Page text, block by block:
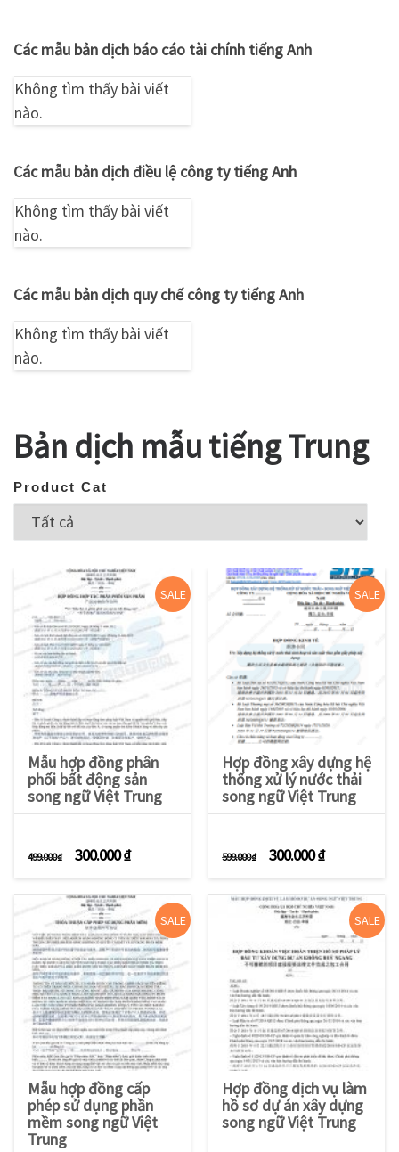
Các mẫu bản dịch báo cáo tài chính tiếng Anh
Không tìm thấy bài viết
nào.
Các mẫu bản dịch điều lệ công ty tiếng Anh
Không tìm thấy bài viết
nào.
Các mẫu bản dịch quy chế công ty tiếng Anh
Không tìm thấy bài viết
nào.
Bản dịch mẫu tiếng Trung
Product Cat
Mẫu hợp đồng phân
phối bất động sản
song ngữ Việt Trung
499.000₫ Giá gốc là: 499.000 ₫.
300.000₫ Giá hiện tại là: 300.000 ₫.
SALE
Hợp đồng xây dựng hệ
thống xử lý nước thải
song ngữ Việt Trung
599.000₫ Giá gốc là: 599.000
300.000₫
SALE
Mẫu hợp đồng cấp
phép sử dụng phần
mềm song ngữ Việt
Trung
SALE
Hợp đồng dịch vụ làm
hồ sơ dự án xây dựng
song ngữ Việt Trung
SALE